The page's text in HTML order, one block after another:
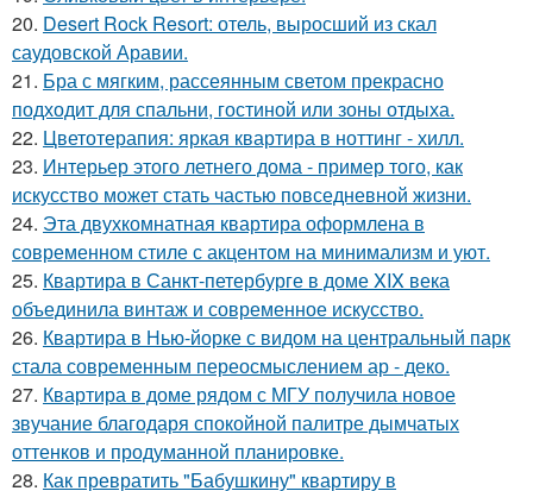
20. Desert Rock Resort: отель, выросший из скал
саудовской Аравии.
21. Бра с мягким, рассеянным светом прекрасно
подходит для спальни, гостиной или зоны отдыха.
22. Цветотерапия: яркая квартира в ноттинг - хилл.
23. Интерьер этого летнего дома - пример того, как
искусство может стать частью повседневной жизни.
24. Эта двухкомнатная квартира оформлена в
современном стиле с акцентом на минимализм и уют.
25. Квартира в Санкт-петербурге в доме XIX века
объединила винтаж и современное искусство.
26. Квартира в Нью-йорке с видом на центральный парк
стала современным переосмыслением ар - деко.
27. Квартира в доме рядом с МГУ получила новое
звучание благодаря спокойной палитре дымчатых
оттенков и продуманной планировке.
28. Как превратить "Бабушкину" квартиру в